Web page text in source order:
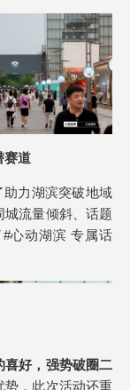
赛道
助力湖滨突破地域
城流量倾斜、话题
心动湖滨 专属话
喜好，强势破圈二
势，此次活动还重